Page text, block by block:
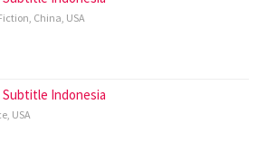
, China, USA
Subtitle Indonesia
, USA